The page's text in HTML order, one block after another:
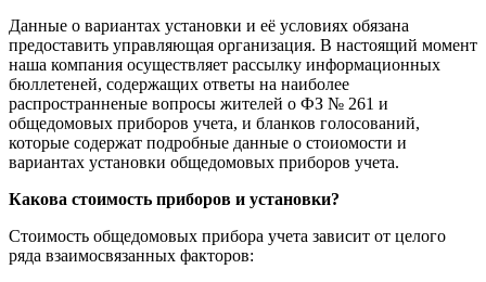
Данные о вариантах установки и её условиях обязана
предоставить управляющая организация. В настоящий момент
наша компания осуществляет рассылку информационных
бюллетеней, содержащих ответы на наиболее
распространненые вопросы жителей о ФЗ № 261 и
общедомовых приборов учета, и бланков голосований,
которые содержат подробные данные о стоиомости и
вариантах установки общедомовых приборов учета.
Какова стоимость приборов и установки?
Стоимость общедомовых прибора учета зависит от целого
ряда взаимосвязанных факторов: